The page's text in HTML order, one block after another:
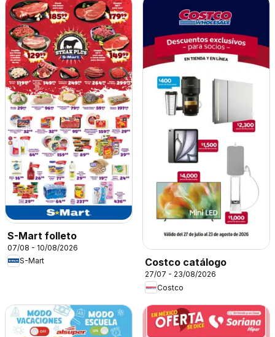
S-Mart folleto
07/08 - 10/08/2026
S-Mart
Costco catálogo
27/07 - 23/08/2026
Costco